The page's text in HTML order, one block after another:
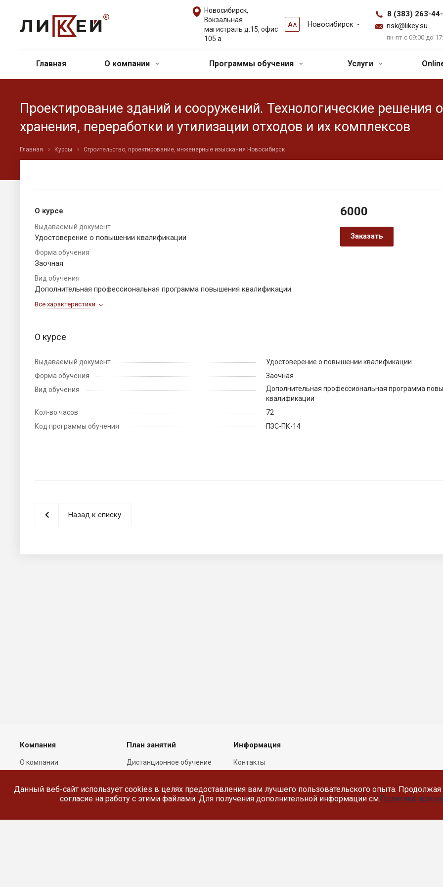
Данный веб-сайт использует cookies в целях предоставления вам лучшего пользовательского опыта. Продолжая
согласие на работу с этими файлами. Для получения дополнительной информации см.Политика
АА Новосибирск
8 (383) 263-
nsk@likey.su
пн-пт с 09:00 до
Новосибирск,
Вокзальная
магистраль д.15, офис
105 а
Главная О компании Программы обучения Услуги
Проектирование зданий и сооружений. Технологические решения
хранения, переработки и утилизации отходов и их комплексов
Главная Курсы Строительство, проектирование, инженерные изыскания Новосибирск
О курсе
Выдаваемый документ
Удостоверение о повышении квалификации
Форма обучения
Заочная
Вид обучения
Дополнительная профессиональная программа повышения квалификации
Все характеристики
6000
Заказать
О курсе
Выдаваемый документ
Удостоверение о повышении квалификации
Форма обучения
Заочная
Вид обучения
Дополнительная профессиональная программа
квалификации
Кол-во часов
72
Код программы обучения
ПЗС-ПК-14
Назад к списку
Компания
О компании
Сотрудники
План занятий
Дистанционное обучение
документов
Информация
Контакты
Политика в отношении
обработки персональных